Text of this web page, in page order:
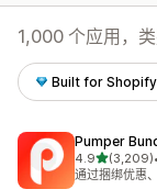
1,000 个应用，
Built for Shopify
Pumper
4.9星（满分 5
(3,209)
总共 3209 条 •
通过捆绑优惠